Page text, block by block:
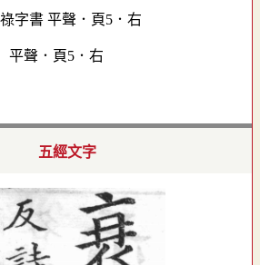
平聲．頁5．右
五經文字